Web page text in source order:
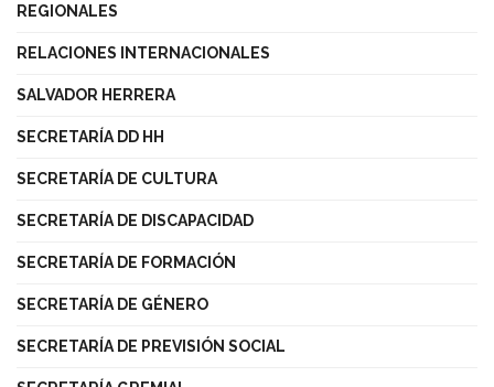
REGIONALES
RELACIONES INTERNACIONALES
SALVADOR HERRERA
SECRETARÍA DD HH
SECRETARÍA DE CULTURA
SECRETARÍA DE DISCAPACIDAD
SECRETARÍA DE FORMACIÓN
SECRETARÍA DE GÉNERO
SECRETARÍA DE PREVISIÓN SOCIAL